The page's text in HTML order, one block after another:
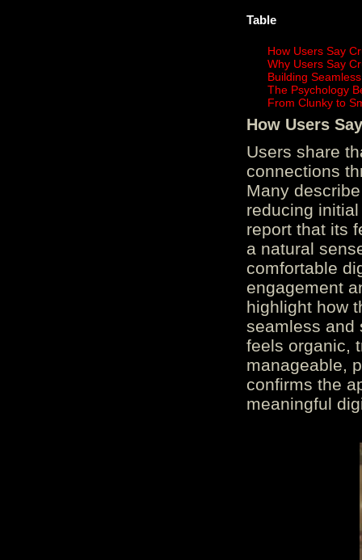
Table
How Users Say
Why Users Say
Building
The Psychology
From Clunky to
How Users
Users share
connections
Many
reducing
report that its
a natural
comfortable
engagement
highlight how
seamless and
feels organic,
manageable,
confirms the
meaningful